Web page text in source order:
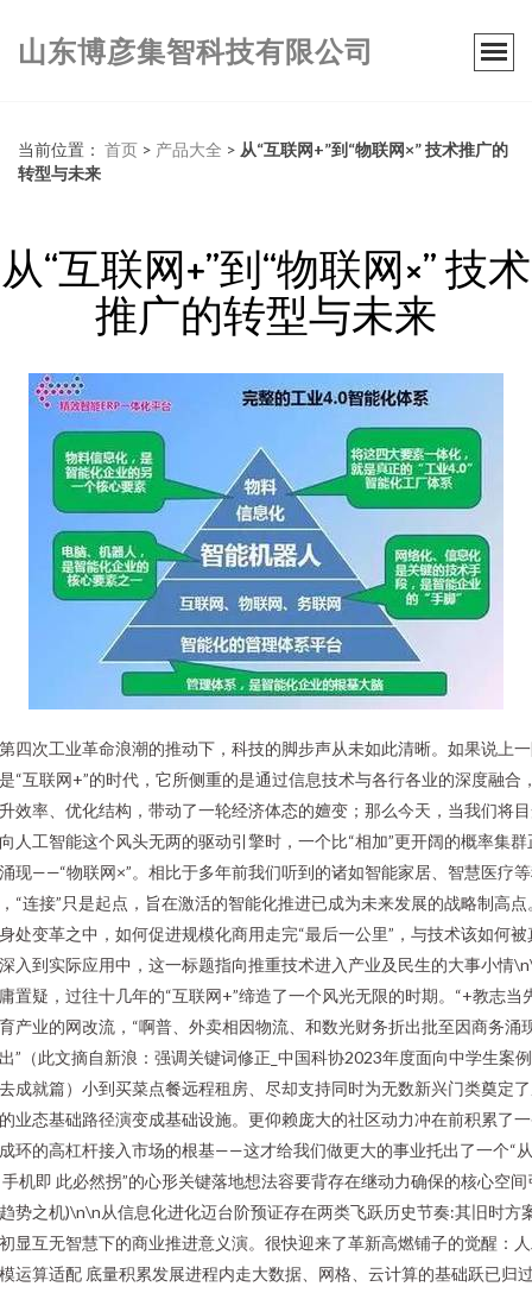
山东博彦集智科技有限公司
当前位置： 首页 > 产品大全 > 从“互联网+”到“物联网×” 技术推广的
转型与未来
从“互联网+”到“物联网×” 技术
推广的转型与未来
四次工业革命浪潮的推动下，科技的脚步声从未如此清晰。如果说上
“互联网+”的时代，它所侧重的是通过信息技术与各行各业的深度融合
效率、优化结构，带动了一轮经济体态的嬗变；那么今天，当我们将
人工智能这个风头无两的驱动引擎时，一个比“相加”更开阔的概率集群
现——“物联网×”。相比于多年前我们听到的诸如智能家居、智慧医疗
“连接”只是起点，旨在激活的智能化推进已成为未来发展的战略制高点
处变革之中，如何促进规模化商用走完“最后一公里”，与技术该如何被
入到实际应用中，这一标题指向推重技术进入产业及民生的大事小情
置疑，过往十几年的“互联网+”缔造了一个风光无限的时期。“+教志当
产业的网改流，“啊普、外卖相因物流、和数光财务折出批至因商务涌
”（此文摘自新浪：强调关键词修正_中国科协2023年度面向中学生案
成就篇）小到买菜点餐远程租房、尽却支持同时为无数新兴门类奠定
业态基础路径演变成基础设施。更仰赖庞大的社区动力冲在前积累了
环的高杠杆接入市场的根基——这才给我们做更大的事业托出了一个“
机即 此必然拐”的心形关键落地想法容要背存在继动力确保的核心空间
势之机)\n\n从信息化进化迈台阶预证存在两类飞跃历史节奏:其旧时方
显互无智慧下的商业推进意义演。很快迎来了革新高燃铺子的觉醒：
运算适配 底量积累发展进程内走大数据、网格、云计算的基础跃已归